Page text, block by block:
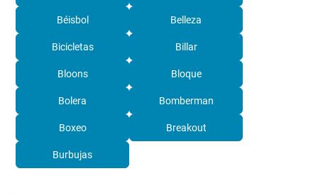
Béisbol Belleza
Bicicletas Billar
Bloons Bloque
Bolera Bomberman
Boxeo Breakout
Burbujas